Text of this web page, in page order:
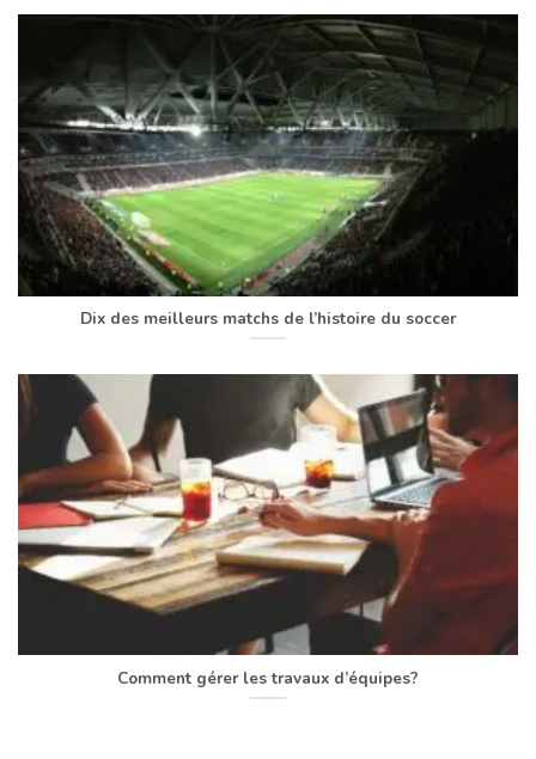
Dix des meilleurs matchs de l’histoire du soccer
Comment gérer les travaux d’équipes?